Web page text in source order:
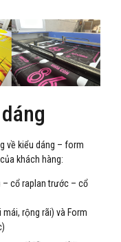
về kiểu dáng – form
khách hàng:
cổ raplan trước – cổ
rộng rãi) và Form